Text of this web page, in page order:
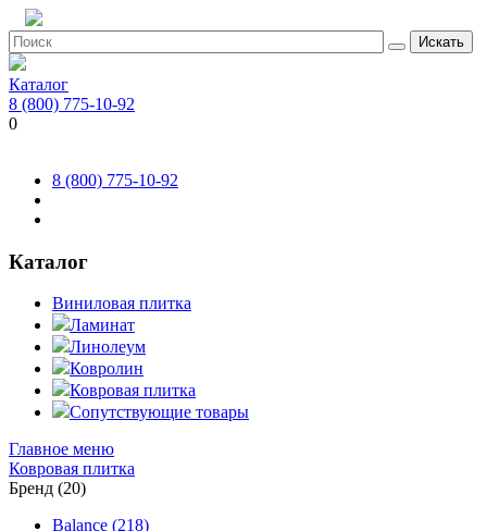
Искать
Каталог
8 (800) 775-10-92
0
8 (800) 775-10-92
Каталог
Виниловая плитка
Ламинат
Линолеум
Ковролин
Ковровая плитка
Сопутствующие товары
Главное меню
Ковровая плитка
Бренд (20)
Balance (218)